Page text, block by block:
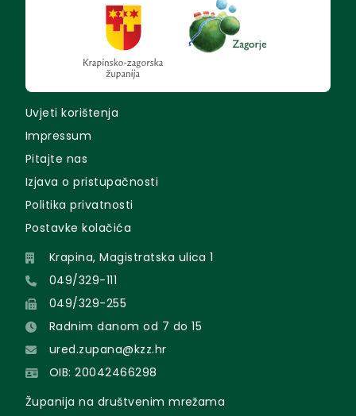
Uvjeti korištenja
Impressum
Pitajte nas
Izjava o pristupačnosti
Politika privatnosti
Postavke kolačića
Krapina, Magistratska ulica 1
049/329-111
049/329-255
Radnim danom od 7 do 15
ured.zupana@kzz.hr
OIB: 20042466298
Županija na društvenim mrežama